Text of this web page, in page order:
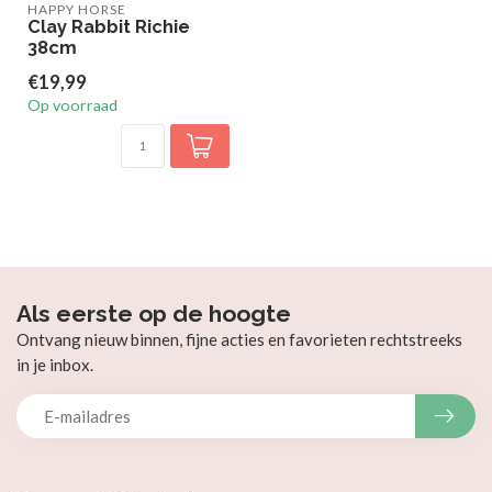
HAPPY HORSE
Clay Rabbit Richie
38cm
€19,99
Op voorraad
Als eerste op de hoogte
Ontvang nieuw binnen, fijne acties en favorieten rechtstreeks
in je inbox.